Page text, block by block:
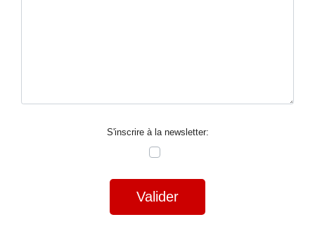
S'inscrire à la newsletter:
Valider